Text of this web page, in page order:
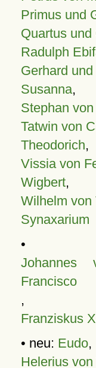
Primus und
Quartus und
Radulph
Gerhard
Susanna,
Stephan
Tatwin von
Theodorich,
Vissia von
Wigbert,
Wilhelm von
Synaxarium
•
Johannes
Francisco
,
Franziskus
• neu: Eudo,
Helerius von